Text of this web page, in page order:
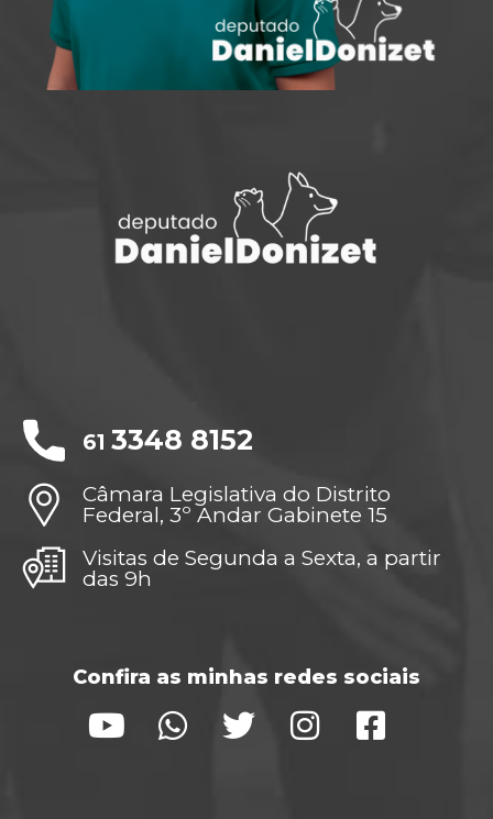
61 3348 8152
Câmara Legislativa do Distrito
Federal, 3º Andar Gabinete 15
Visitas de Segunda a Sexta, a partir
das 9h
Confira as minhas redes sociais